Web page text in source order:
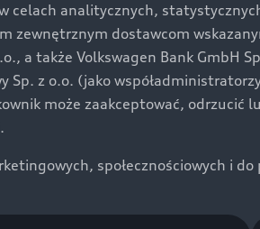
postępu
celach analitycznych,
zewnętrznym dostawcom
a także Volkswagen Bank GmbH
Sp. z o.o. (jako
może zaakceptować, odrzucić
społecznościowych i